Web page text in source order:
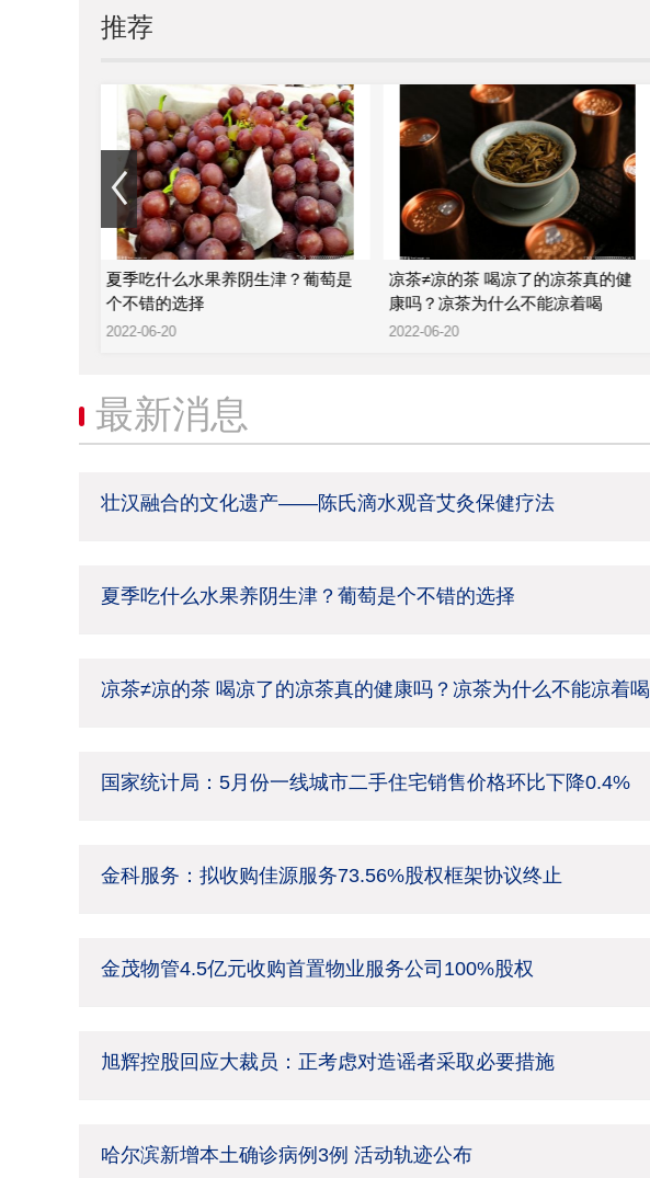
推荐
夏季吃什么水果养阴生津？葡萄是
个不错的选择
2022-06-20
凉茶≠凉的茶 喝凉了的凉茶真的健
康吗？凉茶为什么不能凉着喝
2022-06-20
最新消息
壮汉融合的文化遗产——陈氏滴水观音艾灸保健疗法
夏季吃什么水果养阴生津？葡萄是个不错的选择
凉茶≠凉的茶 喝凉了的凉茶真的健康吗？凉茶为什么不能凉着喝
国家统计局：5月份一线城市二手住宅销售价格环比下降0.4%
金科服务：拟收购佳源服务73.56%股权框架协议终止
金茂物管4.5亿元收购首置物业服务公司100%股权
旭辉控股回应大裁员：正考虑对造谣者采取必要措施
哈尔滨新增本土确诊病例3例 活动轨迹公布